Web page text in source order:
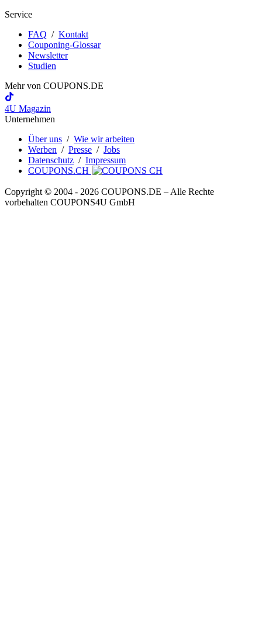
Service
FAQ / Kontakt
Couponing-Glossar
Newsletter
Studien
Mehr von COUPONS.DE
4U Magazin
Unternehmen
Über uns / Wie wir arbeiten
Werben / Presse / Jobs
Datenschutz / Impressum
COUPONS.CH
Copyright © 2004 ‐ 2026 COUPONS.DE – Alle Rechte
vorbehalten COUPONS4U GmbH